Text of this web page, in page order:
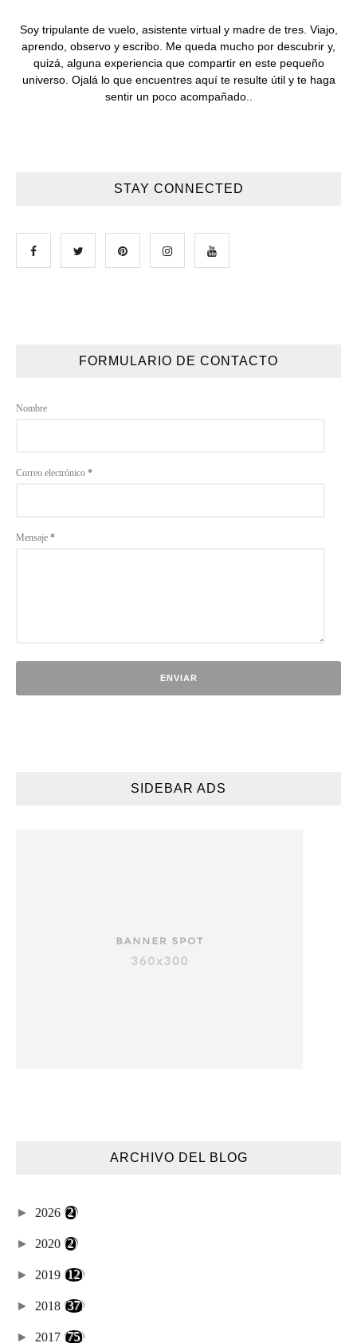
Soy tripulante de vuelo, asistente virtual y madre de tres. Viajo,
aprendo, observo y escribo. Me queda mucho por descubrir y,
quizá, alguna experiencia que compartir en este pequeño
universo. Ojalá lo que encuentres aquí te resulte útil y te haga
sentir un poco acompañado..
STAY CONNECTED
FORMULARIO DE CONTACTO
Nombre
Correo electrónico *
Mensaje *
SIDEBAR ADS
ARCHIVO DEL BLOG
► 2026 (2)
► 2020 (2)
► 2019 (12)
► 2018 (37)
► 2017 (75)